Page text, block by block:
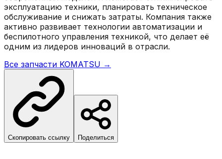
эксплуатацию техники, планировать техническое
обслуживание и снижать затраты. Компания также
активно развивает технологии автоматизации и
беспилотного управления техникой, что делает её
одним из лидеров инноваций в отрасли.
Все запчасти KOMATSU →
Скопировать ссылку Поделиться